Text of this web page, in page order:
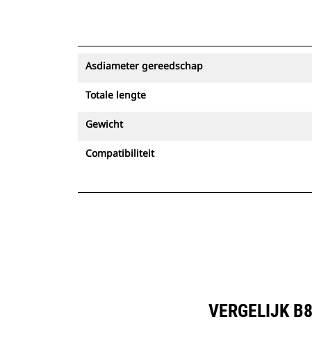
Asdiameter gereedschap
Totale lengte
Gewicht
Compatibiliteit
VERGELIJK